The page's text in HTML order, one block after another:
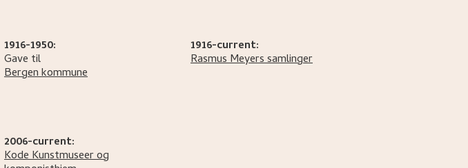
1916-1950:
Gave til
Bergen kommune
1916-current:
Rasmus Meyers samlinger
2006-current:
Kode Kunstmuseer og